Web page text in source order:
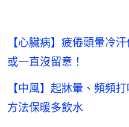
【心臟病】疲倦頭暈冷
或一直沒留意！
【中風】起牀暈、頻頻
方法保暖多飲水